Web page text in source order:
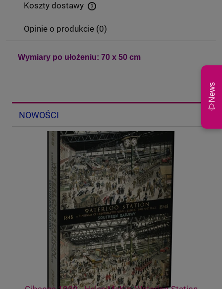
Koszty dostawy
Cena nie zawiera ewentualnych kosztów płatności
Opinie o produkcie (0)
Wymiary po ułożeniu: 70 x 50 cm
NOWOŚCI
News